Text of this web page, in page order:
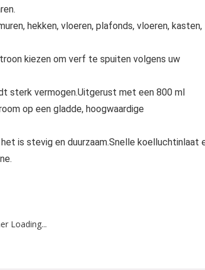
hekken, vloeren, plafonds, vloeren, kasten,
kiezen om verf te spuiten volgens uw
sterk vermogen.Uitgerust met een 800 ml
op een gladde, hoogwaardige
is stevig en duurzaam.Snelle koelluchtinlaat
Loading...